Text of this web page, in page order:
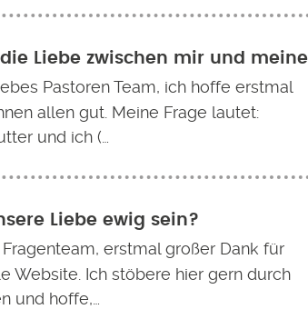
die Liebe zwischen mir und
Pastoren Team, ich hoffe erstmal
allen gut. Meine Frage lautet:
und ich (…
Liebe ewig sein?
erstmal großer Dank für
Website. Ich stöbere hier gern durch
und hoffe,…